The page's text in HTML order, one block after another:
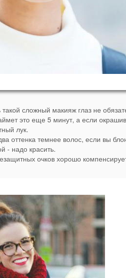
сложный макияж глаз не
это еще 5 минут, а если
лук.
оттенка темнее волос, если вы
- надо красить.
очков хорошо